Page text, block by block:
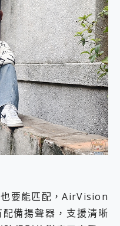
要能匹配，AirVision
備揚聲器，支援清晰